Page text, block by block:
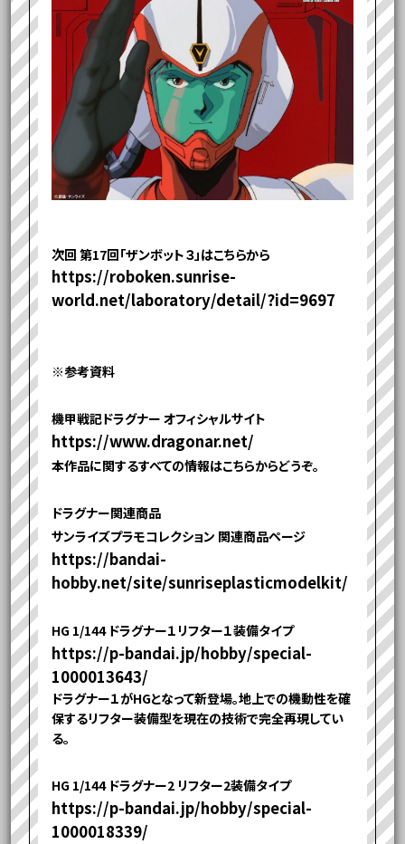
次回 第17回「ザンボット３」はこちらから
https://roboken.sunrise-
world.net/laboratory/detail/?id=9697
※参考資料
機甲戦記ドラグナー オフィシャルサイト
https://www.dragonar.net/
本作品に関するすべての情報はこちらからどうぞ。
ドラグナー関連商品
サンライズプラモコレクション 関連商品ページ
https://bandai-
hobby.net/site/sunriseplasticmodelkit/
HG 1/144 ドラグナー１リフター１装備タイプ
https://p-bandai.jp/hobby/special-
1000013643/
ドラグナー１がHGとなって新登場。地上での機動性を確
保するリフター装備型を現在の技術で完全再現してい
る。
HG 1/144 ドラグナー2 リフター2装備タイプ
https://p-bandai.jp/hobby/special-
1000018339/